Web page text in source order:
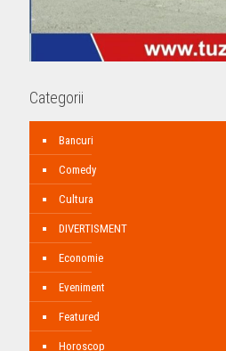
Categorii
Bancuri
Comedy
Cultura
DIVERTISMENT
Economie
Eveniment
Featured
Horoscop